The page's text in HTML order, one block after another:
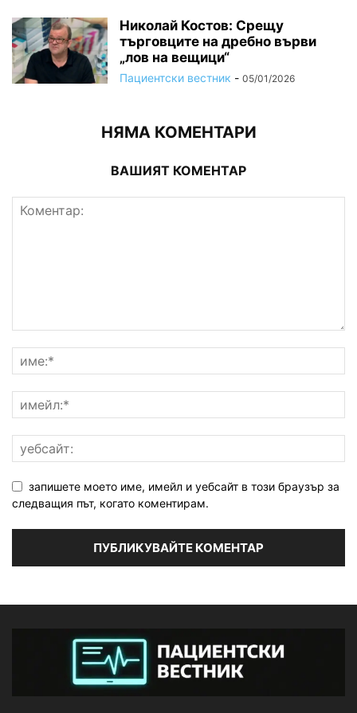
Николай Костов: Срещу
търговците на дребно върви
„лов на вещици“
Пациентски вестник - 05/01/2026
НЯМА КОМЕНТАРИ
ВАШИЯТ КОМЕНТАР
запишете моето име, имейл и уебсайт в този браузър за
следващия път, когато коментирам.